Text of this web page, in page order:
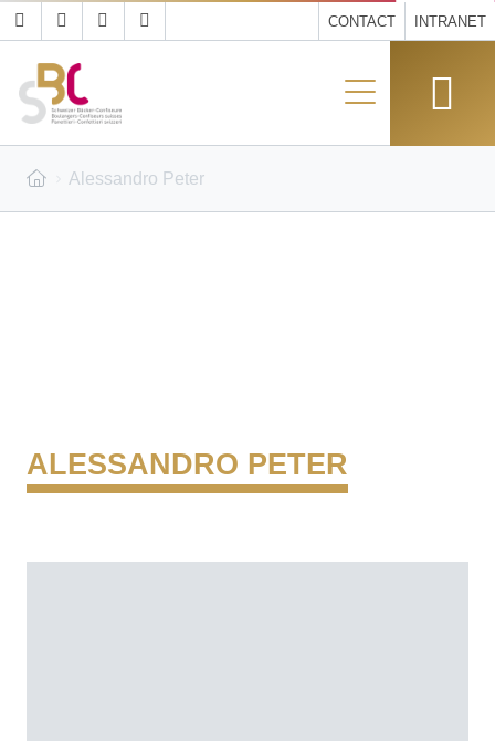
CONTACT INTRANET
Alessandro Peter
ALESSANDRO PETER